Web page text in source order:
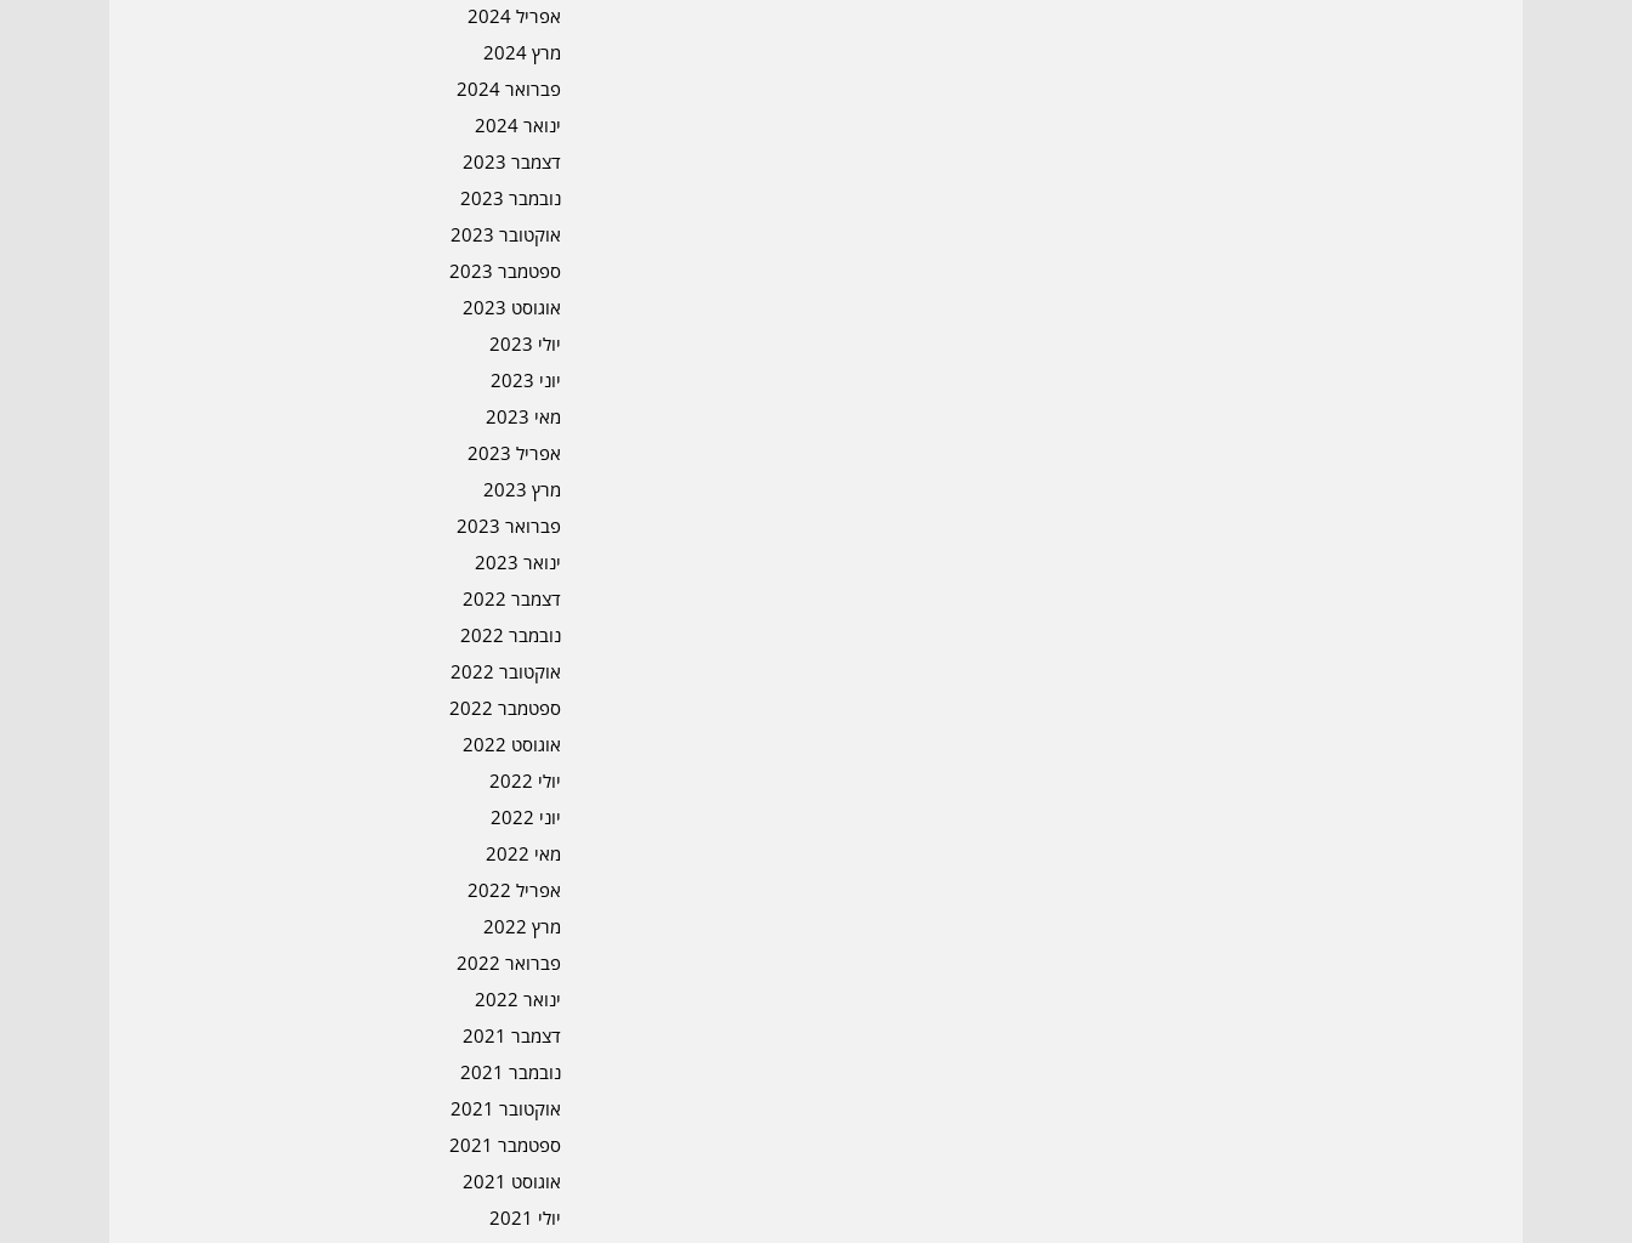
אפריל 2024
מרץ 2024
פברואר 2024
ינואר 2024
דצמבר 2023
נובמבר 2023
אוקטובר 2023
ספטמבר 2023
אוגוסט 2023
יולי 2023
יוני 2023
מאי 2023
אפריל 2023
מרץ 2023
פברואר 2023
ינואר 2023
דצמבר 2022
נובמבר 2022
אוקטובר 2022
ספטמבר 2022
אוגוסט 2022
יולי 2022
יוני 2022
מאי 2022
אפריל 2022
מרץ 2022
פברואר 2022
ינואר 2022
דצמבר 2021
נובמבר 2021
אוקטובר 2021
ספטמבר 2021
אוגוסט 2021
יולי 2021